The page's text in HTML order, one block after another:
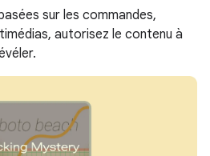
sur les commandes,
autorisez le contenu à